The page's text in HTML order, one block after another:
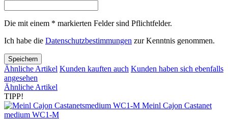
Die mit einem * markierten Felder sind Pflichtfelder.
Ich habe die Datenschutzbestimmungen zur Kenntnis genommen.
Speichern
Ähnliche Artikel Kunden kauften auch Kunden haben sich ebenfalls
angesehen
Ähnliche Artikel
TIPP!
Meinl Cajon Castanet
medium WC1-M